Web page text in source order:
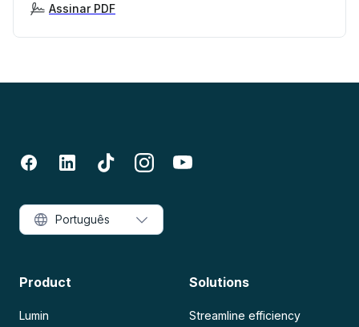
Assinar PDF
Product
Lumin
Solutions
Streamline efficiency
Português